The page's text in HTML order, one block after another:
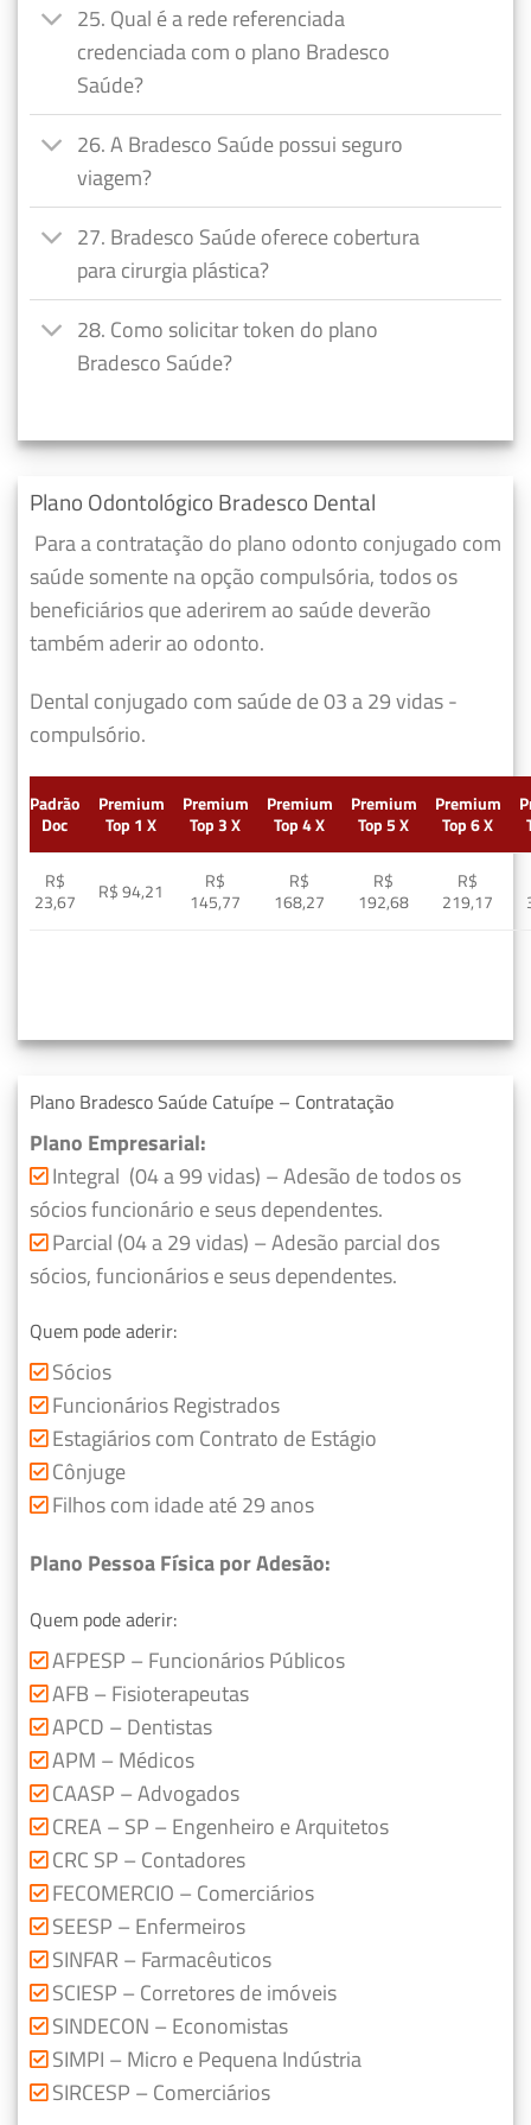
25. Qual é a rede referenciada
credenciada com o plano Bradesco
Saúde?
26. A Bradesco Saúde possui seguro
viagem?
27. Bradesco Saúde oferece cobertura
para cirurgia plástica?
28. Como solicitar token do plano
Bradesco Saúde?
Plano Odontológico Bradesco Dental
Para a contratação do plano odonto conjugado com
saúde somente na opção compulsória, todos os
beneficiários que aderirem ao saúde deverão
também aderir ao odonto.
Dental conjugado com saúde de 03 a 29 vidas -
compulsório.
Padrão
Doc
Premium
Top 1 X
Premium
Top 3 X
Premium
Top 4 X
Premium
Top 5 X
Premium
Top 6 X
R$
23,67
R$ 94,21
R$
145,77
R$
168,27
R$
192,68
R$
219,17
Plano Bradesco Saúde Catuípe – Contratação
Plano Empresarial:
Integral (04 a 99 vidas) – Adesão de todos os
sócios funcionário e seus dependentes.
Parcial (04 a 29 vidas) – Adesão parcial dos
sócios, funcionários e seus dependentes.
Quem pode aderir:
Sócios
Funcionários Registrados
Estagiários com Contrato de Estágio
Cônjuge
Filhos com idade até 29 anos
Plano Pessoa Física por Adesão:
Quem pode aderir:
AFPESP – Funcionários Públicos
AFB – Fisioterapeutas
APCD – Dentistas
APM – Médicos
CAASP – Advogados
CREA – SP – Engenheiro e Arquitetos
CRC SP – Contadores
FECOMERCIO – Comerciários
SEESP – Enfermeiros
SINFAR – Farmacêuticos
SCIESP – Corretores de imóveis
SINDECON – Economistas
SIMPI – Micro e Pequena Indústria
SIRCESP – Comerciários